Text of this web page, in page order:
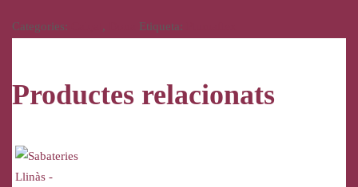
Categories: , Etiqueta:
Productes relacionats